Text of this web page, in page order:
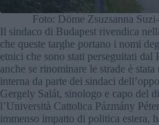
Foto: Döme Zsuzsanna
Il sindaco di Budapest rivendica
che queste targhe portano i nomi
etnici che sono stati perseguitati dal
anche se rinominare le strade è
interna da parte dei sindaci
Gergely Salát, sinologo e capo del
l’Università Cattolica Pázmány
immenso impatto di politica estera,